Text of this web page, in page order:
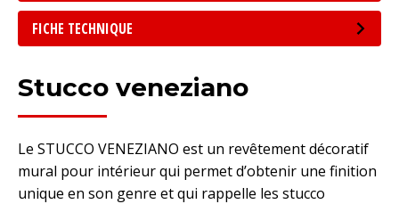
FICHE TECHNIQUE
Stucco veneziano
Le STUCCO VENEZIANO est un revêtement décoratif
mural pour intérieur qui permet d’obtenir une finition
unique en son genre et qui rappelle les stucco